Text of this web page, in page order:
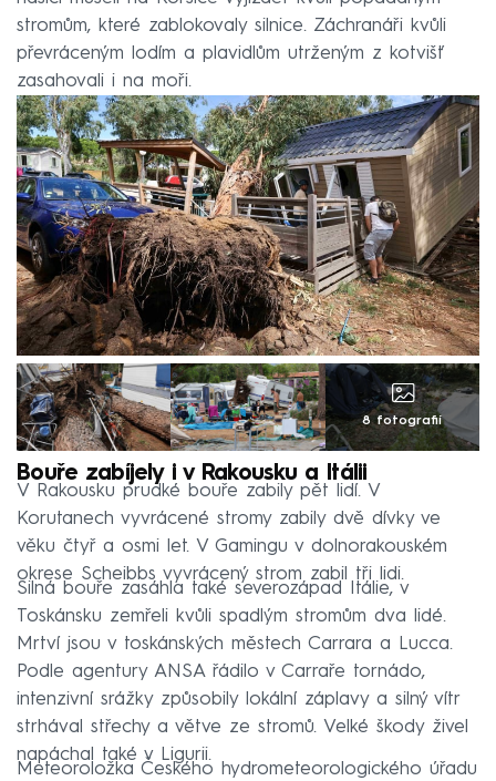
stromům, které zablokovaly silnice. Záchranáři kvůli
převráceným lodím a plavidlům utrženým z kotvišť
zasahovali i na moři.
8 fotografií
Bouře zabíjely i v Rakousku a Itálii
V Rakousku prudké bouře zabily pět lidí. V
Korutanech vyvrácené stromy zabily dvě dívky ve
věku čtyř a osmi let. V Gamingu v dolnorakouském
okrese Scheibbs vyvrácený strom zabil tři lidi.
Silná bouře zasáhla také severozápad Itálie, v
Toskánsku zemřeli kvůli spadlým stromům dva lidé.
Mrtví jsou v toskánských městech Carrara a Lucca.
Podle agentury ANSA řádilo v Carraře tornádo,
intenzivní srážky způsobily lokální záplavy a silný vítr
strhával střechy a větve ze stromů. Velké škody živel
napáchal také v Ligurii.
Meteoroložka Českého hydrometeorologického úřadu